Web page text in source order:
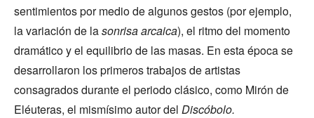
sentimientos por medio de algunos gestos (por ejemplo,
la variación de lasonrisa arcaica), el ritmo del momento
dramático y el equilibrio de las masas. En esta época se
desarrollaron los primeros trabajos de artistas
consagrados durante el periodo clásico, como Mirón de
Eléuteras, el mismísimo autor del Discóbolo.